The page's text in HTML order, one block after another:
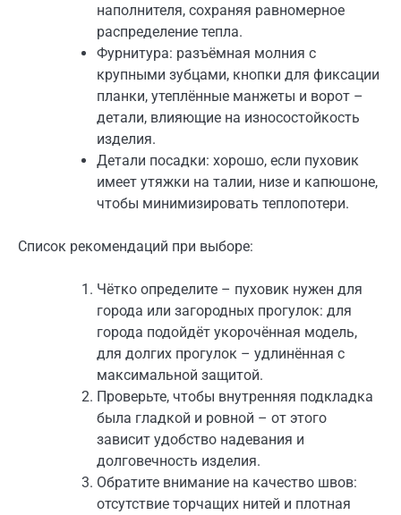
наполнителя, сохраняя равномерное
распределение тепла.
Фурнитура: разъёмная молния с
крупными зубцами, кнопки для фиксации
планки, утеплённые манжеты и ворот –
детали, влияющие на износостойкость
изделия.
Детали посадки: хорошо, если пуховик
имеет утяжки на талии, низе и капюшоне,
чтобы минимизировать теплопотери.
Список рекомендаций при выборе:
Чётко определите – пуховик нужен для
города или загородных прогулок: для
города подойдёт укорочённая модель,
для долгих прогулок – удлинённая с
максимальной защитой.
Проверьте, чтобы внутренняя подкладка
была гладкой и ровной – от этого
зависит удобство надевания и
долговечность изделия.
Обратите внимание на качество швов:
отсутствие торчащих нитей и плотная